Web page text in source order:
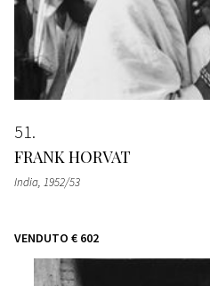
51
FRANK HORVAT
India, 1952/53
VENDUTO € 602